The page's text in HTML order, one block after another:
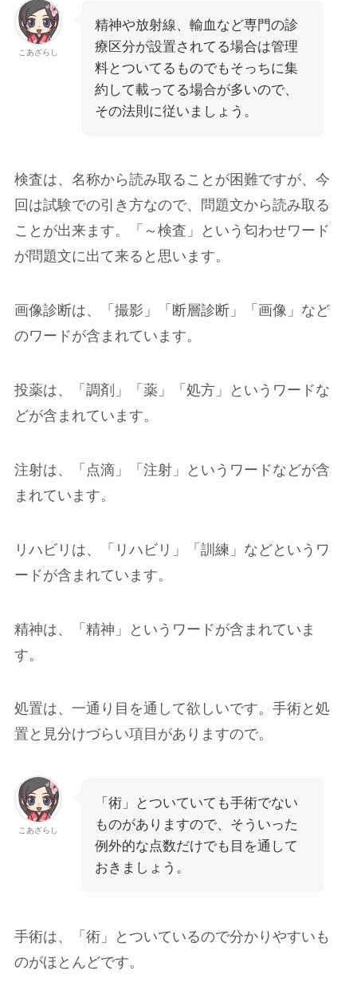
こあざらし
精神や放射線、 輸血 など専門の診
療区分が設置されてる場合は管理
料とついてるものでもそっちに集
約して載ってる場合が多いので、
その法則に従いましょう。
検査は、名称から読み取ることが困難ですが、今
回は試験での引き方なので、問題文から読み取る
ことが出来ます。「～検査」という匂わせワード
が問題文に出て来ると思います。
画像診断は、「撮影」「断層診断」「画像」など
のワードが含まれています。
投薬は、「調剤」「薬」「処方」というワードな
どが含まれています。
注射は、「点滴」「注射」というワードなどが含
まれています。
リハビリ は、「リハビリ」「訓練」などというワ
ードが含まれています。
精神は、「精神」というワードが含まれていま
す。
処置は、一通り目を通して欲しいです。手術と処
置と見分けづらい項目がありますので。
こあざらし
「術」とついていても手術でない
ものがありますので、そういった
例外的な点数だけでも目を通して
おきましょう。
手術は、「術」とついているので分かりやすいも
のがほとんどです。